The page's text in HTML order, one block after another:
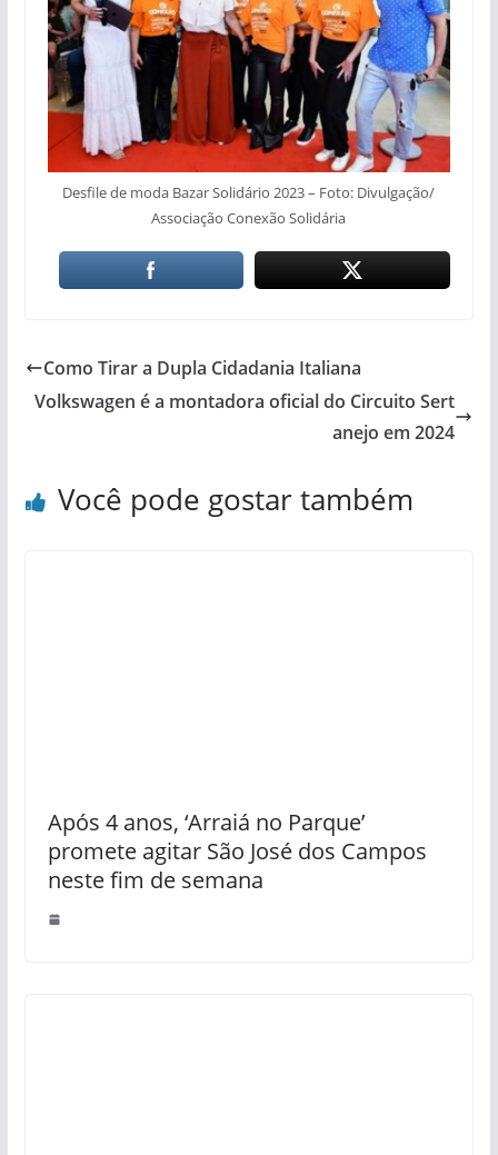
Desfile de moda Bazar Solidário 2023 – Foto: Divulgação/
Associação Conexão Solidária
Como Tirar a Dupla Cidadania Italiana
Volkswagen é a montadora oficial do Circuito Sert
anejo em 2024
Você pode gostar também
Após 4 anos, ‘Arraiá no Parque’
promete agitar São José dos Campos
neste fim de semana